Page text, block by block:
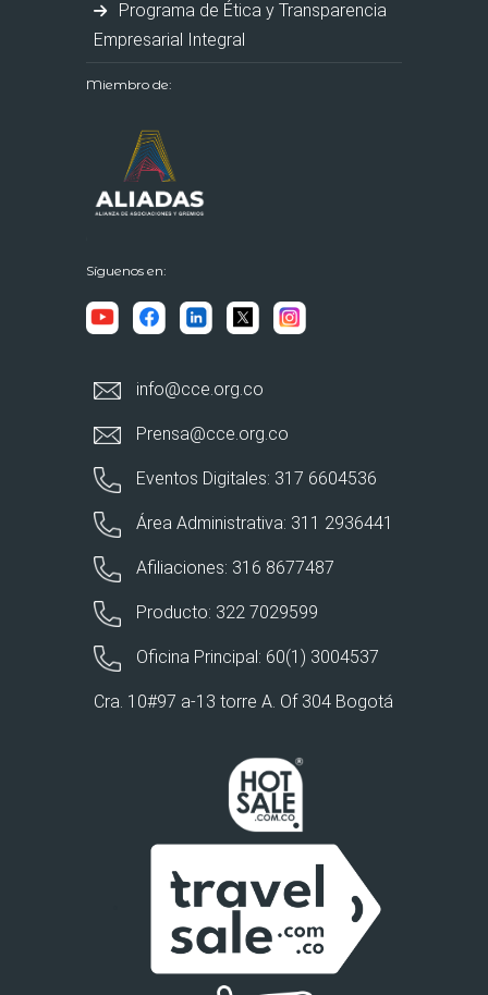
Programa de Ética y Transparencia
Empresarial Integral
Miembro de:
Síguenos en:
info@cce.org.co
Prensa@cce.org.co
Eventos Digitales: 317 6604536
Área Administrativa: 311 2936441
Afiliaciones: 316 8677487
Producto: 322 7029599
Oficina Principal: 60(1) 3004537
Cra. 10#97 a-13 torre A. Of 304 Bogotá